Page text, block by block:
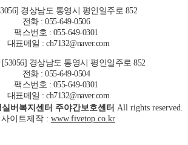
경상남도 통영시 평인일주로 852
전화 : 055-649-0506
팩스번호 : 055-649-0301
대표메일 : ch7132@naver.com
[53056] 경상남도 통영시 평인일주로 852
전화 : 055-649-0504
팩스번호 : 055-649-0301
대표메일 : ch7132@naver.com
버복지센터 주야간보호센터 All rights reserved.
사이트제작 : www.fivetop.co.kr